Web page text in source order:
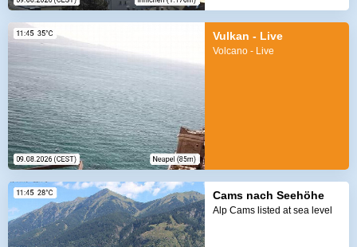
Vulkan - Live
Volcano - Live
Cams nach Seehöhe
Alp Cams listed at sea level